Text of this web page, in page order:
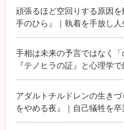
頑張るほど空回りする原因
手のひら』｜執着を手放し
手相は未来の予言ではなく
『テノヒラの証』と心理学
アダルトチルドレンの生き
をやめる夜』｜自己犠牲を